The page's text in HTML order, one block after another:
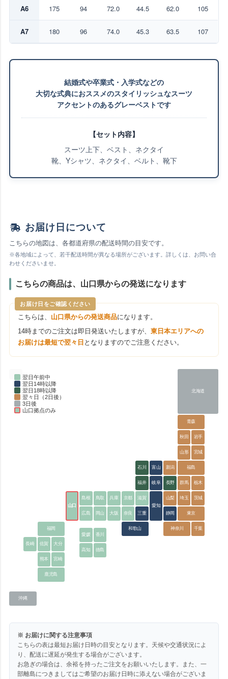
A6 175 94 72.0 44.5 62.0 105
A7 180 96 74.0 45.3 63.5 107
結婚式や卒業式・入学式などの
大切な式典におススメのスタイリッシュなスーツ
アクセントのあるグレーベストです
【セット内容】
スーツ上下、ベスト、ネクタイ
靴、Yシャツ、ネクタイ、ベルト、靴下
お届け日について
こちらの地図は、各都道府県の配送時間の目安です。
※各地域によって、若干配送時間が異なる場所がございます。詳しくは、お問い合
わせくださいませ。
こちらの商品は、山口県からの発送になります
お届け日をご確認ください
こちらは、 山口県からの発送商品になります。
14時までのご注文は即日発送いたしますが、東日本エリアへの
お届けは最短で翌々日 となりますのでご注意ください。
翌日午前中
翌日14時以降
翌日18時以降
翌々日（2日後）
3日後
山口拠点のみ
北海道
青森
秋田 岩手
山形 宮城
福島
新潟
群馬 栃木
埼玉 茨城
東京
神奈川 千葉
山梨
石川
福井 長野
富山
岐阜
愛知
静岡
三重
和歌山
山口
島根 鳥取
広島 岡山
兵庫 京都 滋賀
大阪 奈良
香川
愛媛
徳島
高知
福岡
佐賀 大分
熊本
長崎
宮崎
鹿児島
沖縄
※ お届けに関する注意事項
こちらの表は最短お届け日時の目安となります。天候や交通状況によ
り、配送に遅延が発生する場合がございます。
お急ぎの場合は、余裕を持ったご注文をお願いいたします。また、一
部離島につきましてはご希望のお届け日時に添えない場合がございま